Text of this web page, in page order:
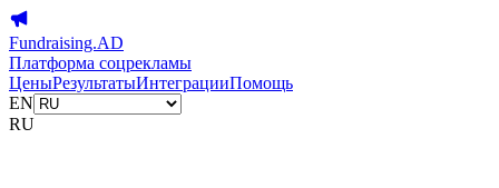
Fundraising.AD
Платформа соцрекламы
ЦеныРезультатыИнтеграцииПомощь
EN
RU